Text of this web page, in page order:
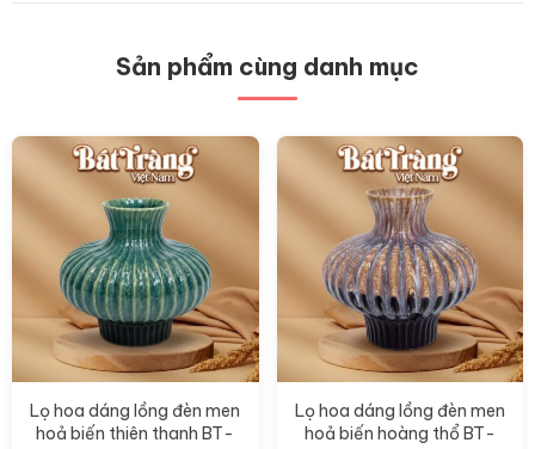
thể
Sản phẩm cùng danh mục
Lọ hoa dáng lồng đèn men
hoả biến thiên thanh BT-
Lọ hoa dáng lồng đèn men
hoả biến hoàng thổ BT-